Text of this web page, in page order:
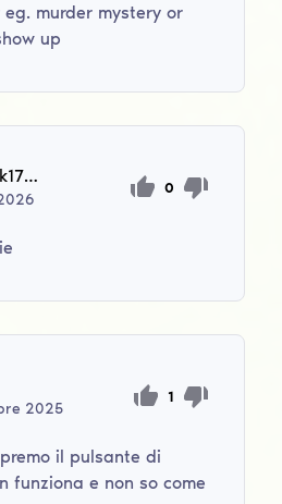
murder mystery or
up
marko.nik1704
0
2025
1
il pulsante di
funziona e non so come